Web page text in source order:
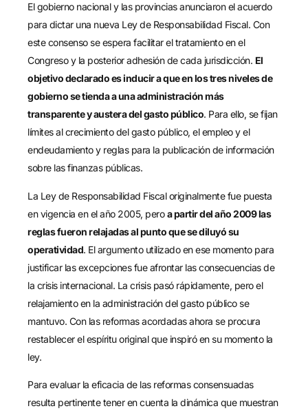
El gobierno nacional y las provincias anunciaron el acuerdo
para dictar una nueva Ley de Responsabilidad Fiscal. Con
este consenso se espera facilitar el tratamiento en el
Congreso y la posterior adhesión de cada jurisdicción. El
objetivo declarado es inducir a que en los tres niveles de
gobierno se tienda a una administración más
transparente y austera del gasto público. Para ello, se fijan
límites al crecimiento del gasto público, el empleo y el
endeudamiento y reglas para la publicación de información
sobre las finanzas públicas.
La Ley de Responsabilidad Fiscal originalmente fue puesta
en vigencia en el año 2005, peroa partir del año 2009 las
reglas fueron relajadas al punto que se diluyó su
operatividad. El argumento utilizado en ese momento para
justificar las excepciones fue afrontar las consecuencias de
la crisis internacional. La crisis pasó rápidamente, pero el
relajamiento en la administración del gasto público se
mantuvo. Con las reformas acordadas ahora se procura
restablecer el espíritu original que inspiró en su momento la
ley.
Para evaluar la eficacia de las reformas consensuadas
resulta pertinente tener en cuenta la dinámica que muestran